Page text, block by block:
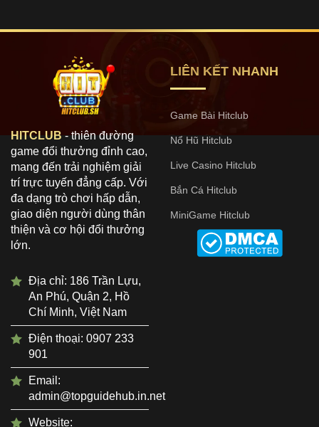
HITCLUB - thiên đường
game đổi thưởng đỉnh cao,
mang đến trải nghiệm giải
trí trực tuyến đẳng cấp. Với
đa dạng trò chơi hấp dẫn,
giao diện người dùng thân
thiện và cơ hội đổi thưởng
lớn.
Địa chỉ: 186 Trần Lựu,
An Phú, Quận 2, Hồ
Chí Minh, Việt Nam
Điện thoại: 0907 233
901
Email:
admin@topguidehub.in.net
Website:
LIÊN KẾT NHANH
Game Bài Hitclub
Nổ Hũ Hitclub
Live Casino Hitclub
Bắn Cá Hitclub
MiniGame Hitclub